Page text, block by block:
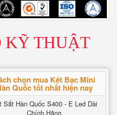
KỸ THUẬT
chọn mua Két Bạc Mini
Quốc tốt nhất hiện nay
Sắt Hàn Quốc S400 - E Led Dài
Chính Hãng